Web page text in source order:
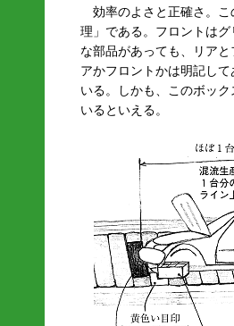
効率のよさと正確さ。こ
理」である。フロントは
な部品があっても、リア
アかフロントかは明記し
いる。しかも、このボッ
いるといえる。